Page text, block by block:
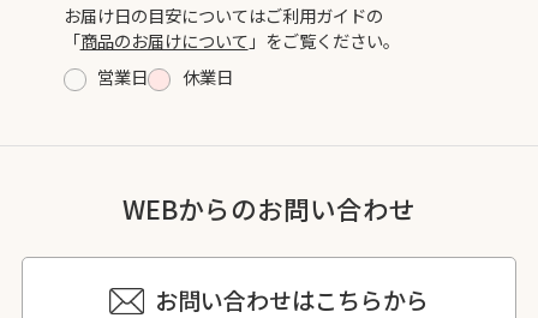
お届け日の目安についてはご利用ガイドの
「商品のお届けについて 」をご覧ください。
営業日
休業日
WEBからのお問い合わせ
お問い合わせはこちらから